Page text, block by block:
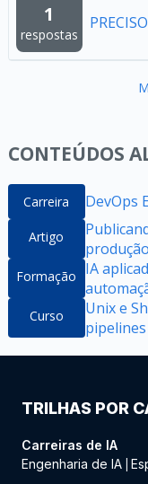
1
respostas
CONTEÚDOS
Carreira DevOps
Artigo
produção
Formação
IA
Curso
Unix e
pipelines
TRILHAS POR
Carreiras de IA
Engenharia de IA